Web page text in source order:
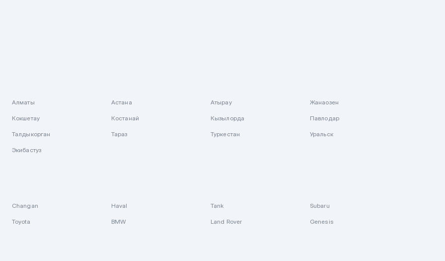
Алматы Астана Атырау Жанаозен
Кокшетау Костанай Кызылорда Павлодар
Талдыкорган Тараз Туркестан Уральск
Экибастуз
Changan Haval Tank Subaru
Toyota BMW Land Rover Genesis